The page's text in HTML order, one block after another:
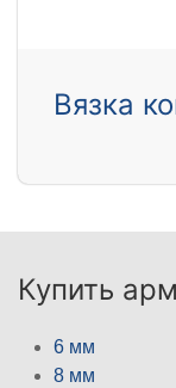
Вязка
Купить
6 мм
8 мм